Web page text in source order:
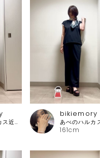
あべのハルカス近鉄本店 ピッコーネ
161cm
bikiemory